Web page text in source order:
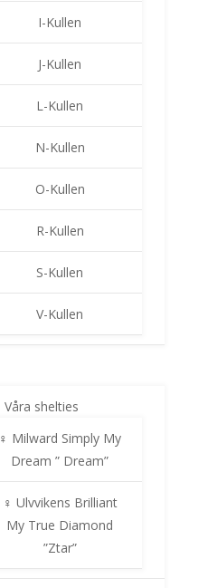
I-Kullen
J-Kullen
L-Kullen
N-Kullen
O-Kullen
R-Kullen
S-Kullen
V-Kullen
Våra shelties
♀ Milward Simply My
Dream ” Dream”
♀ Ulvvikens Brilliant
My True Diamond
”Ztar”